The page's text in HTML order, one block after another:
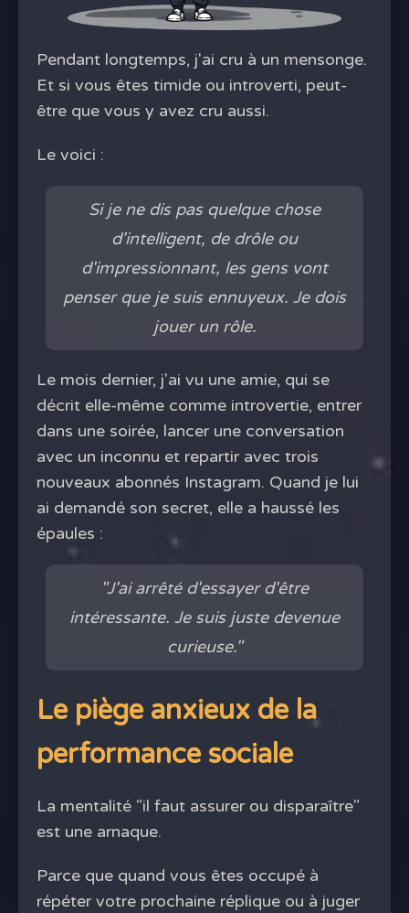
Pendant longtemps, j'ai cru à un mensonge.
Et si vous êtes timide ou introverti, peut-
être que vous y avez cru aussi.
Le voici :
Si je ne dis pas quelque chose
d'intelligent, de drôle ou
d'impressionnant, les gens vont
penser que je suis ennuyeux. Je dois
jouer un rôle.
Le mois dernier, j'ai vu une amie, qui se
décrit elle-même comme introvertie, entrer
dans une soirée, lancer une conversation
avec un inconnu et repartir avec trois
nouveaux abonnés Instagram. Quand je lui
ai demandé son secret, elle a haussé les
épaules :
"J'ai arrêté d'essayer d'être
intéressante. Je suis juste devenue
curieuse."
Le piège anxieux de la
performance sociale
La mentalité "il faut assurer ou disparaître"
est une arnaque.
Parce que quand vous êtes occupé à
répéter votre prochaine réplique ou à juger